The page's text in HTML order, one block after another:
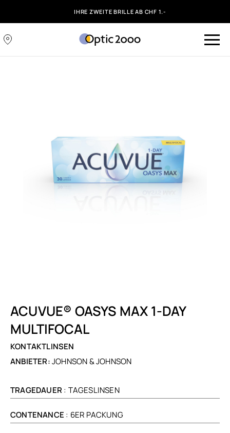
IHRE ZWEITE BRILLE AB CHF 1.-
ACUVUE® OASYS MAX 1-DAY
MULTIFOCAL
KONTAKTLINSEN
ANBIETER:JOHNSON & JOHNSON
TRAGEDAUER : TAGESLINSEN
CONTENANCE : 6ER PACKUNG